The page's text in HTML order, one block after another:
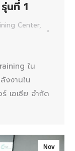
นที่ 1
Center,
ใน
งงานใน
เอเซีย จำกัด
Nov